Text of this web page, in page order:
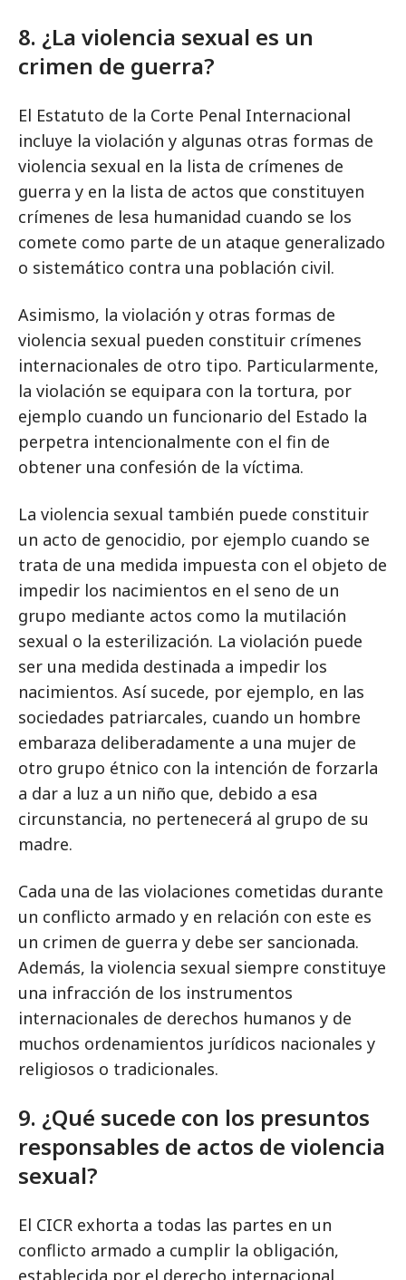
8. ¿La violencia sexual es un
crimen de guerra?
El Estatuto de la Corte Penal Internacional
incluye la violación y algunas otras formas de
violencia sexual en la lista de crímenes de
guerra y en la lista de actos que constituyen
crímenes de lesa humanidad cuando se los
comete como parte de un ataque generalizado
o sistemático contra una población civil.
Asimismo, la violación y otras formas de
violencia sexual pueden constituir crímenes
internacionales de otro tipo. Particularmente,
la violación se equipara con la tortura, por
ejemplo cuando un funcionario del Estado la
perpetra intencionalmente con el fin de
obtener una confesión de la víctima.
La violencia sexual también puede constituir
un acto de genocidio, por ejemplo cuando se
trata de una medida impuesta con el objeto de
impedir los nacimientos en el seno de un
grupo mediante actos como la mutilación
sexual o la esterilización. La violación puede
ser una medida destinada a impedir los
nacimientos. Así sucede, por ejemplo, en las
sociedades patriarcales, cuando un hombre
embaraza deliberadamente a una mujer de
otro grupo étnico con la intención de forzarla
a dar a luz a un niño que, debido a esa
circunstancia, no pertenecerá al grupo de su
madre.
Cada una de las violaciones cometidas durante
un conflicto armado y en relación con este es
un crimen de guerra y debe ser sancionada.
Además, la violencia sexual siempre constituye
una infracción de los instrumentos
internacionales de derechos humanos y de
muchos ordenamientos jurídicos nacionales y
religiosos o tradicionales.
9. ¿Qué sucede con los presuntos
responsables de actos de violencia
sexual?
El CICR exhorta a todas las partes en un
conflicto armado a cumplir la obligación,
establecida por el derecho internacional